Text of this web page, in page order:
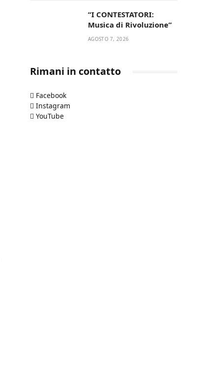
“I CONTESTATORI:
Musica di Rivoluzione”
AGOSTO 7, 2026
Rimani in contatto
Facebook
Instagram
YouTube